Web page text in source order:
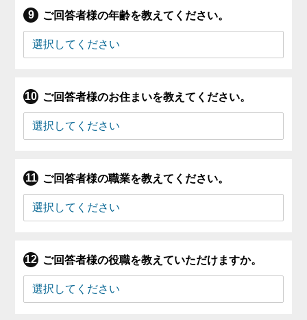
ご回答者様の年齢を教えてください。
ご回答者様のお住まいを教えてください。
ご回答者様の職業を教えてください。
ご回答者様の役職を教えていただけますか。